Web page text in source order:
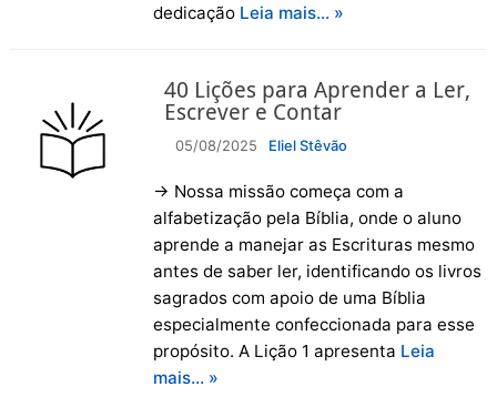
dedicação Leia mais… »
40 Lições para Aprender a Ler,
Escrever e Contar
05/08/2025 Eliel Stêvão
→ Nossa missão começa com a
alfabetização pela Bíblia, onde o aluno
aprende a manejar as Escrituras mesmo
antes de saber ler, identificando os livros
sagrados com apoio de uma Bíblia
especialmente confeccionada para esse
propósito. A Lição 1 apresenta Leia
mais… »